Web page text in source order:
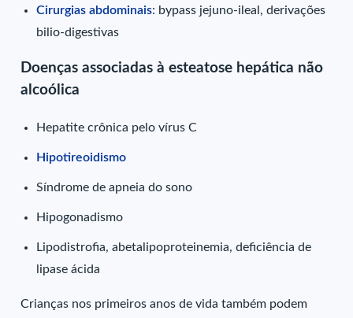
Cirurgias abdominais: bypass jejuno-ileal, derivações
bilio-digestivas
Doenças associadas à esteatose hepática não
alcoólica
Hepatite crônica pelo vírus C
Hipotireoidismo
Síndrome de apneia do sono
Hipogonadismo
Lipodistrofia, abetalipoproteinemia, deficiência de
lipase ácida
Crianças nos primeiros anos de vida também podem